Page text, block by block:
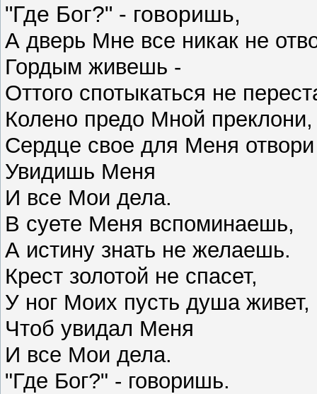
"Где Бог?" - говоришь,
А дверь Мне все никак не
Гордым живешь -
Оттого спотыкаться не
Колено предо Мной
Сердце свое для Меня
Увидишь Меня
И все Мои дела.
В суете Меня вспоминаешь,
А истину знать не желаешь.
Крест золотой не спасет,
У ног Моих пусть душа живет,
Чтоб увидал Меня
И все Мои дела.
"Где Бог?" - говоришь.